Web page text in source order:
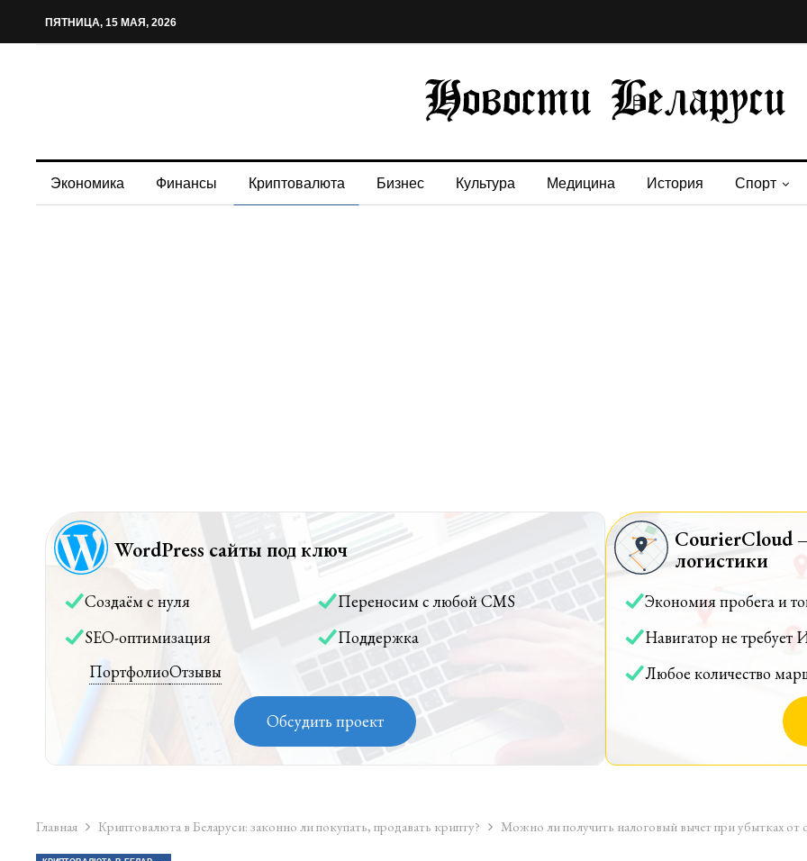
ПЯТНИЦА, 15 МАЯ, 2026
Экономика Финансы Криптовалюта Бизнес Культура Медицина История Спорт
WordPress сайты под ключ
Создаём с нуля
Переносим с любой CMS
SEO-оптимизация
Поддержка
ПортфолиоОтзывы
Обсудить проект
CourierCloud
логистики
Экономия пробега и
Навигатор не требует
Любое количество
Главная Криптовалюта в Беларуси: законно ли покупать, продавать крипту? Можно ли получить налоговый вычет при убытках от